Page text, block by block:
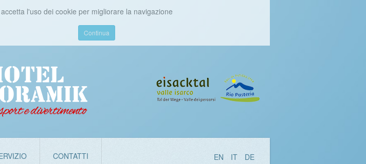
l'uso dei cookie per migliorare la navigazione
Continua
CONTATTI EN IT DE